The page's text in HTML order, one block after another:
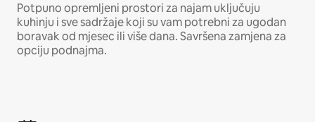
Potpuno opremljeni prostori za najam uključuju
kuhinju i sve sadržaje koji su vam potrebni za ugodan
boravak od mjesec ili više dana. Savršena zamjena za
opciju podnajma.